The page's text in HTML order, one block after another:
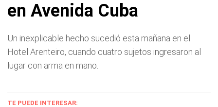
en Avenida Cuba
Un inexplicable hecho sucedió esta mañana en el
Hotel Arenteiro, cuando cuatro sujetos ingresaron al
lugar con arma en mano.
TE PUEDE INTERESAR: